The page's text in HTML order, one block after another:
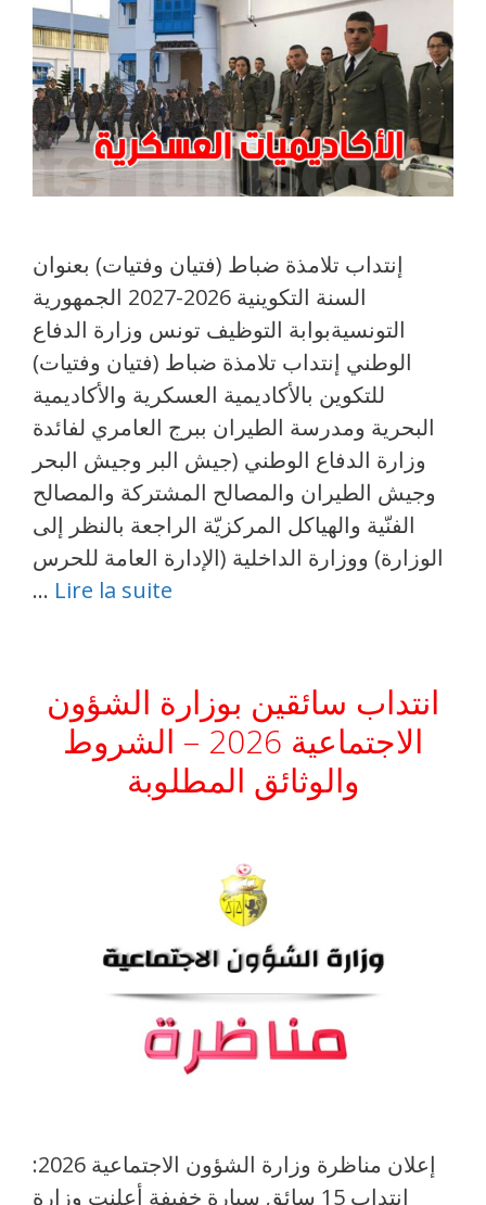
إنتداب تلامذة ضباط (فتيان وفتيات) بعنوان
السنة التكوينية 2026-2027 الجمهورية
التونسيةبوابة التوظيف تونس وزارة الدفاع
الوطني إنتداب تلامذة ضباط (فتيان وفتيات)
للتكوين بالأكاديمية العسكرية والأكاديمية
البحرية ومدرسة الطيران ببرج العامري لفائدة
وزارة الدفاع الوطني (جيش البر وجيش البحر
وجيش الطيران والمصالح المشتركة والمصالح
الفنّية والهياكل المركزيّة الراجعة بالنظر إلى
الوزارة) ووزارة الداخلية (الإدارة العامة للحرس
… Lire la suite
انتداب سائقين بوزارة الشؤون
الاجتماعية 2026 – الشروط
والوثائق المطلوبة
إعلان مناظرة وزارة الشؤون الاجتماعية 2026:
انتداب 15 سائق سيارة خفيفة أعلنت وزارة